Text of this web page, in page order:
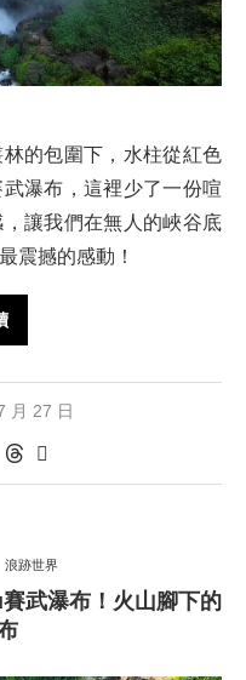
的包圍下，水柱從紅色
瀑布，這裡少了一份喧
讓我們在無人的峽谷底
震撼的感動！
月 27 日
浪跡世界
武瀑布！火山腳下的